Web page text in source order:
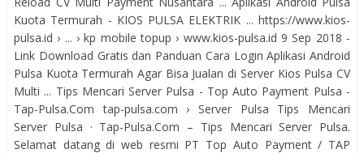
Kuota Termurah - KIOS PULSA ELEKTRIK ... https://www.kios-
pulsa.id › ... › kp mobile topup › www.kios-pulsa.id 9 Sep 2018 -
Link Download Gratis dan Panduan Cara Login Aplikasi Android
Pulsa Kuota Termurah Agar Bisa Jualan di Server Kios Pulsa CV
Multi ... Tips Mencari Server Pulsa - Top Auto Payment Pulsa -
Tap-Pulsa.Com tap-pulsa.com › Server Pulsa Tips Mencari
Server Pulsa · Tap-Pulsa.Com – Tips Mencari Server Pulsa.
Selamat datang di web resmi PT Top Auto Payment / TAP